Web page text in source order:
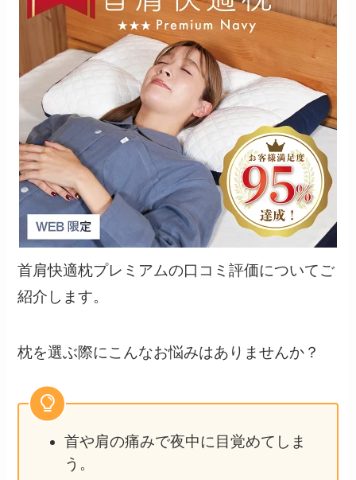
首肩快適枕プレミアムの口コミ評価についてご
紹介します。
枕を選ぶ際にこんなお悩みはありませんか？
首や肩の痛みで夜中に目覚めてしま
う。